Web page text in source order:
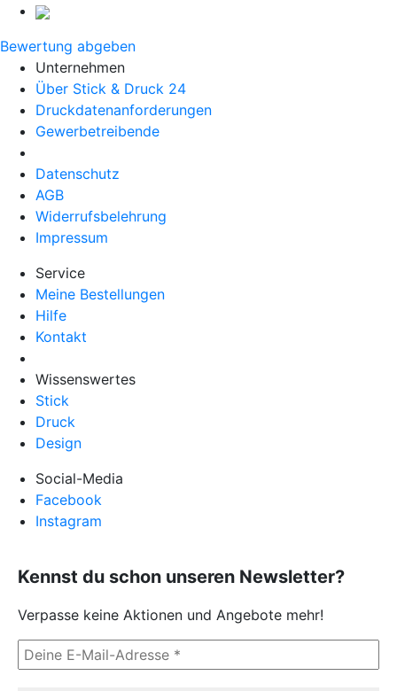
Bewertung abgeben
Unternehmen
Über Stick & Druck 24
Druckdatenanforderungen
Gewerbetreibende
Datenschutz
AGB
Widerrufsbelehrung
Impressum
Service
Meine Bestellungen
Hilfe
Kontakt
Wissenswertes
Stick
Druck
Design
Social-Media
Facebook
Instagram
Kennst du schon unseren Newsletter?
Verpasse keine Aktionen und Angebote mehr!